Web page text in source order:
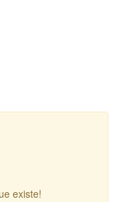
existe!